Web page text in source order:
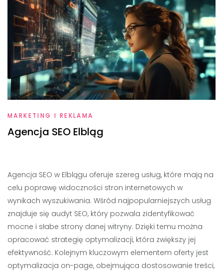
MARKETING I REKLAMA
Agencja SEO Elbląg
Agencja SEO w Elblągu oferuje szereg usług, które mają na
celu poprawę widoczności stron internetowych w
wynikach wyszukiwania. Wśród najpopularniejszych usług
znajduje się audyt SEO, który pozwala zidentyfikować
mocne i słabe strony danej witryny. Dzięki temu można
opracować strategię optymalizacji, która zwiększy jej
efektywność. Kolejnym kluczowym elementem oferty jest
optymalizacja on-page, obejmująca dostosowanie treści,